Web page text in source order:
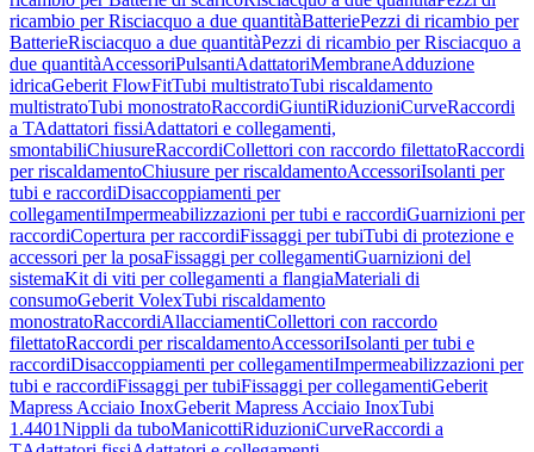
ricambio per Risciacquo a due quantitàBatteriePezzi di ricambio per
BatterieRisciacquo a due quantitàPezzi di ricambio per Risciacquo a
due quantitàAccessoriPulsantiAdattatoriMembraneAdduzione
idricaGeberit FlowFitTubi multistratoTubi riscaldamento
multistratoTubi monostratoRaccordiGiuntiRiduzioniCurveRaccordi
a TAdattatori fissiAdattatori e collegamenti,
smontabiliChiusureRaccordiCollettori con raccordo filettatoRaccordi
per riscaldamentoChiusure per riscaldamentoAccessoriIsolanti per
tubi e raccordiDisaccoppiamenti per
collegamentiImpermeabilizzazioni per tubi e raccordiGuarnizioni per
raccordiCopertura per raccordiFissaggi per tubiTubi di protezione e
accessori per la posaFissaggi per collegamentiGuarnizioni del
sistemaKit di viti per collegamenti a flangiaMateriali di
consumoGeberit VolexTubi riscaldamento
monostratoRaccordiAllacciamentiCollettori con raccordo
filettatoRaccordi per riscaldamentoAccessoriIsolanti per tubi e
raccordiDisaccoppiamenti per collegamentiImpermeabilizzazioni per
tubi e raccordiFissaggi per tubiFissaggi per collegamentiGeberit
Mapress Acciaio InoxGeberit Mapress Acciaio InoxTubi
1.4401Nippli da tuboManicottiRiduzioniCurveRaccordi a